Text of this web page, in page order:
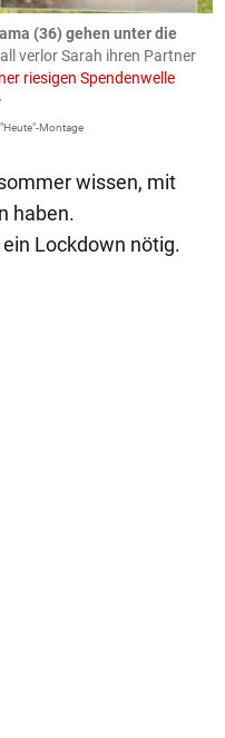
(36) gehen unter die
verlor Sarah ihren Partner
riesigen Spendenwelle
Montage
wissen, mit
haben.
Lockdown nötig.